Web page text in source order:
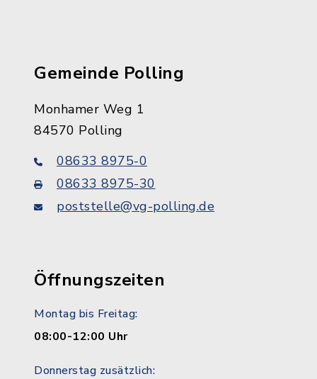
Gemeinde Polling
Monhamer Weg 1
84570 Polling
08633 8975-0
08633 8975-30
poststelle@vg-polling.de
Öffnungszeiten
Montag bis Freitag:
08:00-12:00 Uhr
Donnerstag zusätzlich: